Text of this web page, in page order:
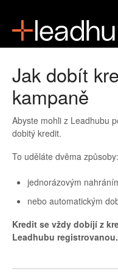
Jak dobít
kampaně
Abyste mohli z Leadhubu
dobitý kredit.
To uděláte dvěma způsoby:
jednorázovým
nebo automatickým
Kredit se vždy dobíjí z
Leadhubu registrovanou.